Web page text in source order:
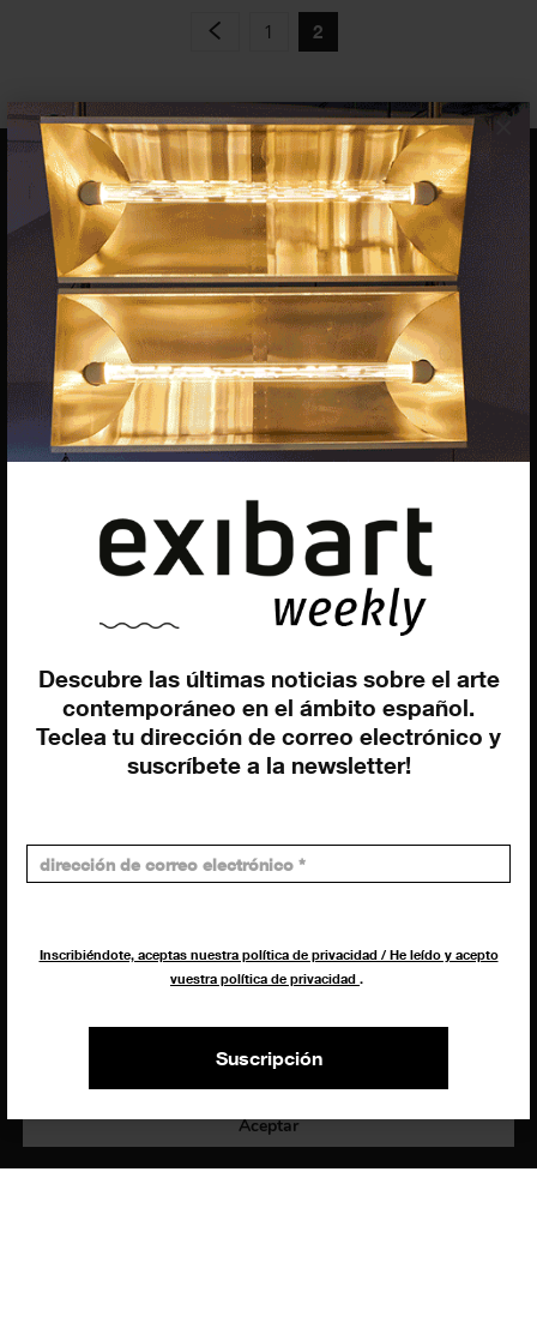
Descubre las últimas noticias sobre el arte
contemporáneo en el ámbito español.
Teclea tu dirección de correo electrónico y
suscríbete a la newsletter!
Inscribiéndote, aceptas nuestra política de privacidad / He leído y acepto
vuestra política de privacidad .
Suscripción
×
1 2
EQUIPO
Dirección general
Uros Gorgone
Federico Pazzagli
Dirección exibart.es
Carolina Ciuti
Administración
Marketing
Francesca Grismondi
Programación y diseño web
EXIBART SPAIN, S.L.U.
AVINGUDA ROMA, 12
Suscríbete a la newsletter
Política de privacidad
©exibart 2026 - web design and
development byInfmedia
Puedes aprender más sobre qué cookies utilizamos o
Aceptar